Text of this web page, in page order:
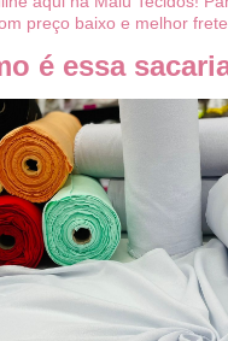
preço baixo e melhor
é essa